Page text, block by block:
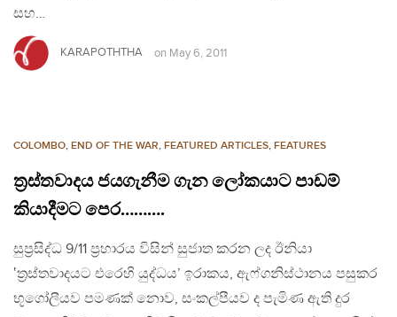
සහ…
KARAPOTHTHA on May 6, 2011
COLOMBO, END OF THE WAR, FEATURED ARTICLES, FEATURES
ත්‍රස්තවාදය ජයගැනීම ගැන ලෝකයාට පාඩම්
කියාදීමට පෙර……….
සුප්‍රසිද්ධ 9/11 ප්‍රහාරය විසින් සුජාත කරන ලද ඊනියා
‛ත්‍රස්තවාදයට එරෙහි යුද්ධය’ ඉරාකය, ඇෆ්ගනිස්ථානය පසුකර
භූගෝලීයව පමණක් නොව, සංකල්පීයව ද පැමිණ ඇති දුර